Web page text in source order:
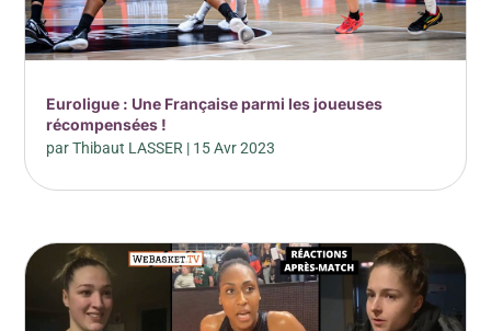
Euroligue : Une Française parmi les joueuses
récompensées !
parThibaut LASSER | 15 Avr 2023